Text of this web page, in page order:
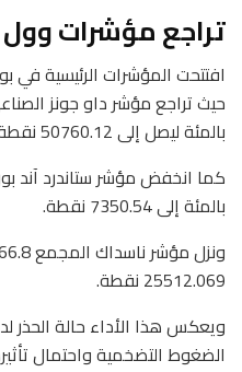
تراجع مؤشرات
افتتحت المؤشرات الرئيسية
بالمئة ليصل إلى 50760.12 نقطة.
بالمئة إلى 7350.54 نقطة.
25512.069 نقطة.
ويعكس هذا الأداء حالة الحذر
الضغوط التضخمية واحتمال